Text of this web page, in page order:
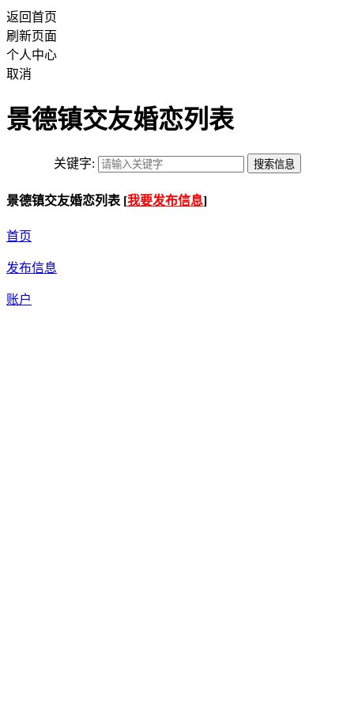
返回首页
刷新页面
个人中心
取消
景德镇交友婚恋列表
关键字:
景德镇交友婚恋列表 [我要发布信息]
首页
发布信息
账户